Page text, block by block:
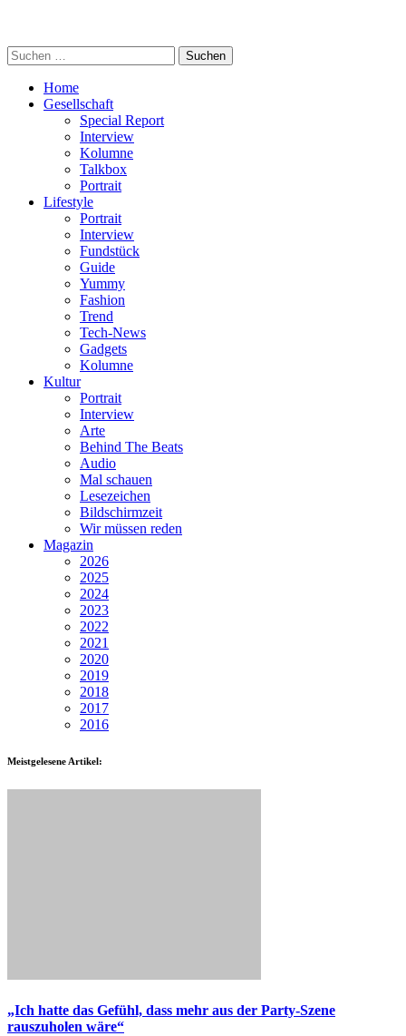
Suchen
nach:
Home
Gesellschaft
Special Report
Interview
Kolumne
Talkbox
Portrait
Lifestyle
Portrait
Interview
Fundstück
Guide
Yummy
Fashion
Trend
Tech-News
Gadgets
Kolumne
Kultur
Portrait
Interview
Arte
Behind The Beats
Audio
Mal schauen
Lesezeichen
Bildschirmzeit
Wir müssen reden
Magazin
2026
2025
2024
2023
2022
2021
2020
2019
2018
2017
2016
Meistgelesene Artikel:
„Ich hatte das Gefühl, dass mehr aus der Party-Szene
rauszuholen wäre“